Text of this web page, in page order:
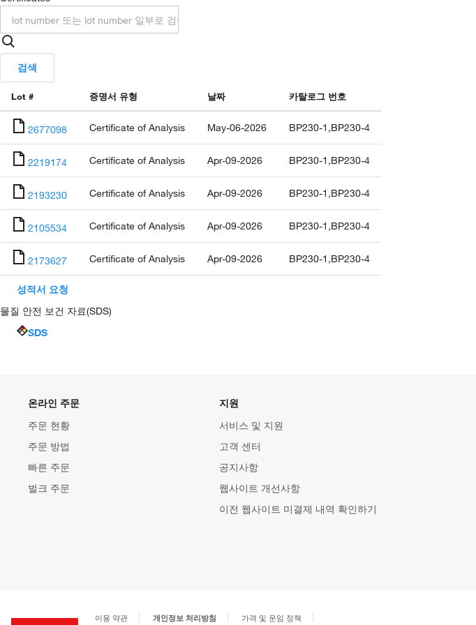
검색
Lot # 증명서 유형 날짜 카탈로그 번호
2677098 Certificate of Analysis May-06-2026 BP230-1 ,BP230-4
2219174 Certificate of Analysis Apr-09-2026 BP230-1 ,BP230-4
2193230 Certificate of Analysis Apr-09-2026 BP230-1 ,BP230-4
2105534 Certificate of Analysis Apr-09-2026 BP230-1 ,BP230-4
2173627 Certificate of Analysis Apr-09-2026 BP230-1 ,BP230-4
성적서 요청
물질 안전 보건 자료(SDS)
SDS
온라인 주문
주문 현황
주문 방법
빠른 주문
벌크 주문
지원
서비스 및 지원
고객 센터
공지사항
웹사이트 개선사항
이전 웹사이트 미결제 내역 확인하기
이용 약관 개인정보 처리방침 가격 및 운임 정책